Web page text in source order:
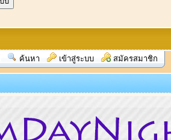
ค้นหา เข้าสู่ระบบ สมัครสมาชิก